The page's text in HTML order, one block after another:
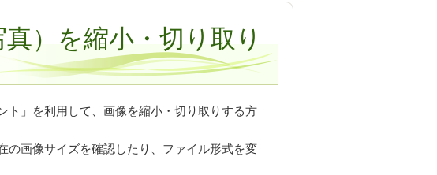
）を縮小・切り取り
ト」を利用して、画像を縮小・切り取りする方
の画像サイズを確認したり、ファイル形式を変